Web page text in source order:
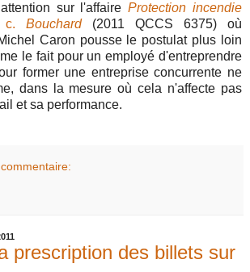
sur l'affaireProtection incendie
c. Bouchard(2011 QCCS 6375) où
Caron pousse le postulat plus loin
le fait pour un employé d'entreprendre
former une entreprise concurrente ne
dans la mesure où cela n'affecte pas
et sa performance.
prescription des billets sur